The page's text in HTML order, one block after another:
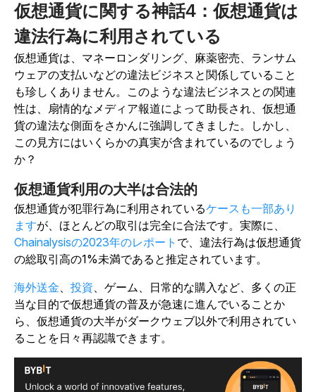
仮想通貨に関する神話4：仮想通貨は
違法行為に利用されている
仮想通貨は、マネーロンダリング、麻薬密売、ランサム
ウェアの支払いなどの違法ビジネスと関係していること
も珍しくありません。このような違法ビジネスとの関連
性は、扇情的なメディア報道によって助長され、仮想通
貨の違法な側面をさかんに強調してきました。しかし、
この見方にはいくらかの真実が含まれているのでしょう
か？
仮想通貨利用の大半は合法的
仮想通貨が犯罪行為に利用されているケースも一部あり
ますが、ほとんどの取引は完全に合法です。実際に、
Chainalysisの2023年のレポート で、違法行為は仮想通貨
の総取引高の1%未満であると推定されています。
海外送金、 投資、ゲーム、日常的な購入など、多くの正
当な目的で仮想通貨の普及が急速に進んでいることか
ら、仮想通貨の大半がダークウェブ以外で利用されてい
ることを日々再認識できます。